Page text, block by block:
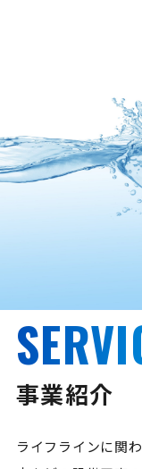
事業紹介
ライフラインに関